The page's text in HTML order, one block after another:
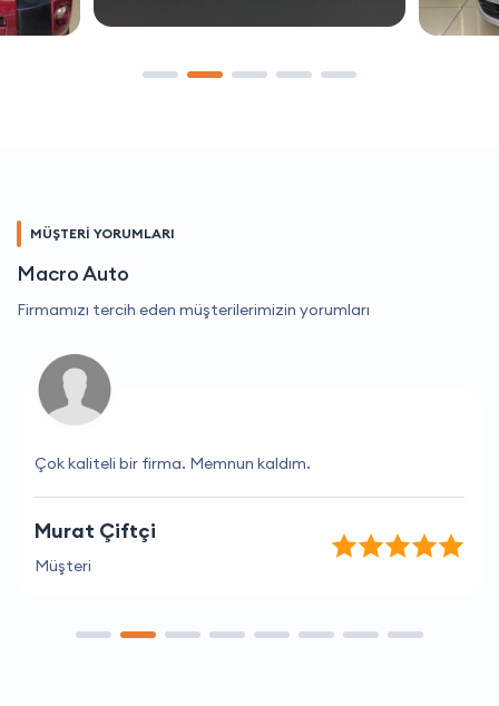
MÜŞTERİ YORUMLARI
Macro Auto
Firmamızı tercih eden müşterilerimizin yorumları
Çok kaliteli bir firma. Memnun kaldım.
Murat Çiftçi
Müşteri